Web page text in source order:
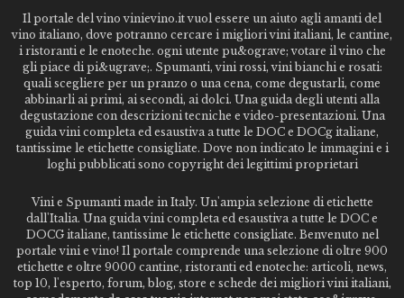
Il portale del vino vinievino.it vuol essere un aiuto agli amanti del
vino italiano, dove potranno cercare i migliori vini italiani, le cantine,
i ristoranti e le enoteche. ogni utente pu&ograve; votare il vino che
gli piace di pi&ugrave;. Spumanti, vini rossi, vini bianchi e rosati:
quali scegliere per un pranzo o una cena, come degustarli, come
abbinarli ai primi, ai secondi, ai dolci. Una guida degli utenti alla
degustazione con descrizioni tecniche e video-presentazioni. Una
guida vini completa ed esaustiva a tutte le DOC e DOCg italiane,
tantissime le etichette consigliate. Dove non indicato le immagini e i
loghi pubblicati sono copyright dei legittimi proprietari
Vini e Spumanti made in Italy. Un'ampia selezione di etichette
dall'Italia. Una guida vini completa ed esaustiva a tutte le DOC e
DOCG italiane, tantissime le etichette consigliate. Benvenuto nel
portale vini e vino! Il portale comprende una selezione di oltre 900
etichette e oltre 9000 cantine, ristoranti ed enoteche: articoli, news,
top 10, l'esperto, forum, blog, store e schede dei migliori vini italiani,